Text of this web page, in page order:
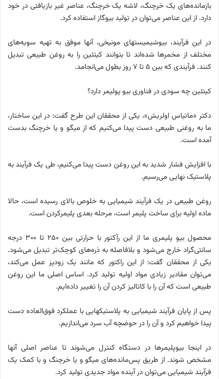
بازمانده‌های یک خرچنگ، لاشه یک خرچنگ، عناصر غیر بازیافتی در خود
دارد. از این عناصر می‌توان در تولید بیوگاز استفاده کرد.
در این فرآیند، بیوشیمیستهای مونیخی، آنها موفق به تهیه سویه‌های
مختلف از مخمرها شده‌اند تا بتوانند کیتئین را به روغن طبیعی تبدیل
کنند. فرآیندی که بین 5 تا 7 روز بطول می‌انجامد.
کیتئین چه سودی در فناوری بیو پولیمر دارد؟
دکتر «ماتیاس اولریش»، یکی از محققان این طرح گفت: در این ساختار،
ما به روغنی طبیعی دست پیدا می‌کنیم که از میگو و یا خرچنگ بدست
آمده است.
با افزایش فشار شدید به این روغن دست پیدا می‌کنیم، طی یک فرآیند به
پلاستیک نهایی می‌رسیم.
روغن طبیعی در یک فرآیند شیمیایی به خلوص بالای رسیده است، حالا
ماده اولیه برای ساخت پلیمر است، مرحله بعدی پلیمرکردن است.
محصول بیو پلیمری ما از این رآکتور با حرارتی بین 250 تا 300 درجه
سانتی‌گراد خارج می‌شود و بلافاصله به ذره‌های کوچک‌تر تبدیل می‌شود.
یکی از محققان گفت: از این راکتور که مانند یک زودپز عمل می‌کند،
می‌توان مقادیر زیادی مواد اولیه تولید کرد. اساس اصلی ما این روغن
طبیعی است که آن را با کاتالیز کردن آن را تغییر داده‌ایم.
پس از پایان فرآیند شیمیایی به پلاستیکهایی با عملکرد فوق‌العاده دست
پیدا خواهیم کرد و آن را در حوضچه آب سرد می‌اندازیم.
در اینجا بیوپلیمر‌ها در دستگاه کنترل می‌شوند تا عناصر اصلی آنها
مشخص شوند. از طریق پس‌مانده‌های میگو و یا خرچنگ و با کمک یک
فرآیند شیمیایی می‌توان در آینده مواد جدیدی تولید کرد.